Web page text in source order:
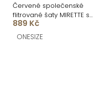
Červené společenské
flitrované šaty MIRETTE s
drapováním
889 Kč
ONESIZE